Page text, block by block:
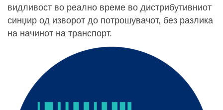
видливост во реално време во дистрибутивниот
синџир од изворот до потрошувачот, без разлика
на начинот на транспорт.